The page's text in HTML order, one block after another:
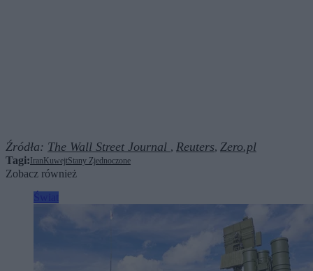
Źródła: The Wall Street Journal , Reuters, Zero.pl
Tagi: Iran KuwejtStany Zjednoczone
Zobacz również